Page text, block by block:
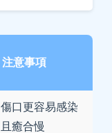
注意事項
傷口更容易感染
且癒合慢